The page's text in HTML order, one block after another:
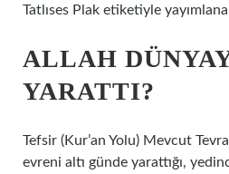
Tatlıses Plak etiketiyle
ALLAH
YARATTI?
Tefsir (Kur’an Yolu) Mevcut
evreni altı günde yarattığı,